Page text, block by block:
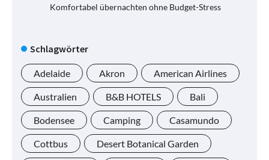
Komfortabel übernachten ohne Budget-Stress
Schlagwörter
Adelaide Akron American Airlines
Australien B&B HOTELS Bali
Bodensee Camping Casamundo
Cottbus Desert Botanical Garden